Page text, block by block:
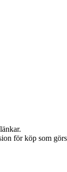
för köp som